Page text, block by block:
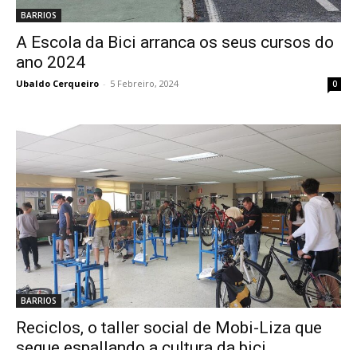
BARRIOS
A Escola da Bici arranca os seus cursos do
ano 2024
Ubaldo Cerqueiro - 5 Febreiro, 2024 0
BARRIOS
Reciclos, o taller social de Mobi-Liza que